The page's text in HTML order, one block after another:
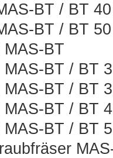
BT / BT 40
BT / BT 50
BT
BT / BT
BT / BT
BT / BT
BT / BT